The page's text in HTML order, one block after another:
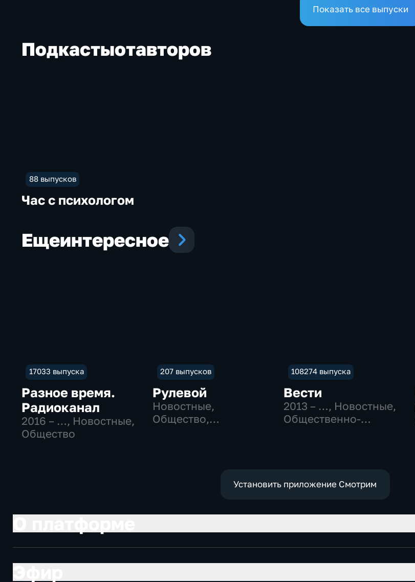
Показать все выпуски
Подкастыотавторов
88 выпусков
Час с психологом
Ещеинтересное
17033 выпуска
Разное время.
Радиоканал
2016 – …, Новостные,
Общество
207 выпусков
Рулевой
Новостные,
Общество,
108274 выпуска
Вести
2013 – …, Новостные,
Общественно-
Установить приложение Смотрим